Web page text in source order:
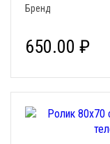
Бренд
650.00 ₽